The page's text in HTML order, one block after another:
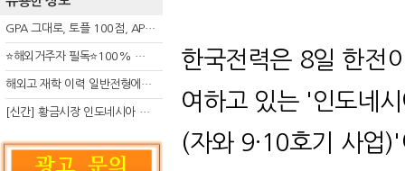
GPA 그대로, 토플 100점, AP 막막 — 원인은 하나입니다
⭐해외거주자 필독⭐100% 온라인 마지막 한국어교원 2급 추가모집 (~8/2)
해외고 재학 이력 일반전형에서 분명한 입시 강점 살리는 전략
[신간] 황금시장 인도네시아 슈퍼리치의 성공 수업
한국전력은 8일 한전
여하고 있는 '인도네
(자와 9·10호기 사업